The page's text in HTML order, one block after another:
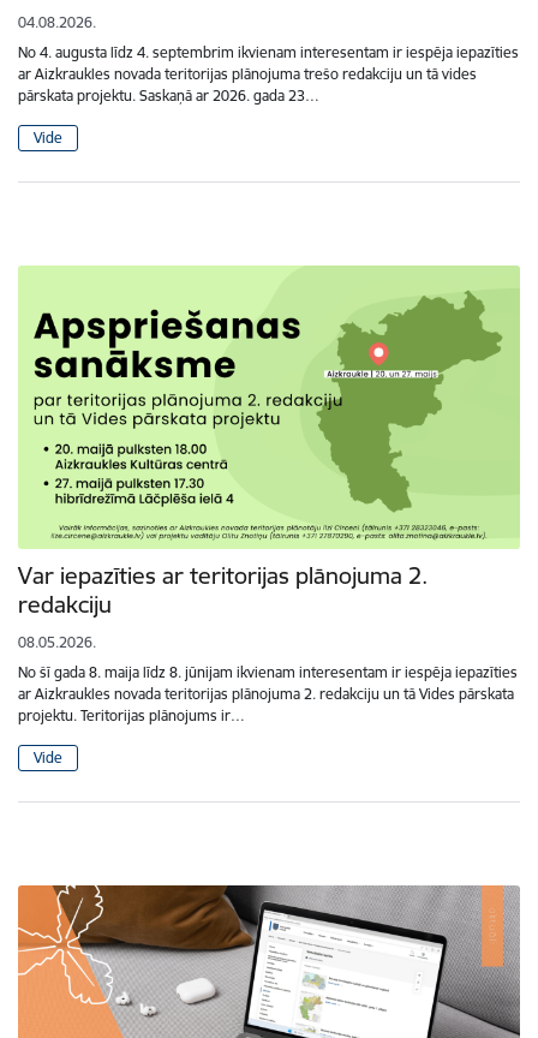
04.08.2026.
No 4. augusta līdz 4. septembrim ikvienam interesentam ir iespēja iepazīties
ar Aizkraukles novada teritorijas plānojuma trešo redakciju un tā vides
pārskata projektu. Saskaņā ar 2026. gada 23…
Vide
Var iepazīties ar teritorijas plānojuma 2.
redakciju
08.05.2026.
No šī gada 8. maija līdz 8. jūnijam ikvienam interesentam ir iespēja iepazīties
ar Aizkraukles novada teritorijas plānojuma 2. redakciju un tā Vides pārskata
projektu. Teritorijas plānojums ir…
Vide